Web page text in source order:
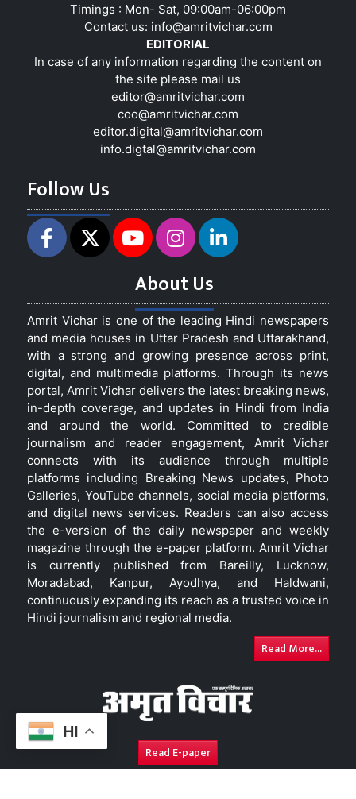
HI
Timings : Mon- Sat, 09:00am-06:00pm
Contact us: info@amritvichar.com
EDITORIAL
In case of any information regarding the content on
the site please mail us
editor@amritvichar.com
coo@amritvichar.com
editor.digital@amritvichar.com
info.digtal@amritvichar.com
Follow Us
About Us
Amrit Vichar is one of the leading Hindi newspapers
and media houses in Uttar Pradesh and Uttarakhand,
with a strong and growing presence across print,
digital, and multimedia platforms. Through its news
portal, Amrit Vichar delivers the latest breaking news,
in-depth coverage, and updates in Hindi from India
and around the world. Committed to credible
journalism and reader engagement, Amrit Vichar
connects with its audience through multiple
platforms including Breaking News updates, Photo
Galleries, YouTube channels, social media platforms,
and digital news services. Readers can also access
the e-version of the daily newspaper and weekly
magazine through the e-paper platform. Amrit Vichar
is currently published from Bareilly, Lucknow,
Moradabad, Kanpur, Ayodhya, and Haldwani,
continuously expanding its reach as a trusted voice in
Hindi journalism and regional media.
Read More...
Read E-paper